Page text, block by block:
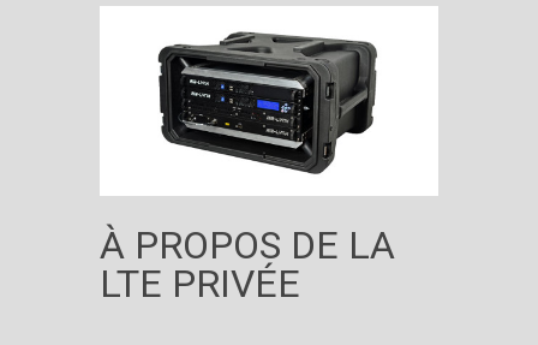
À PROPOS DE LA
LTE PRIVÉE